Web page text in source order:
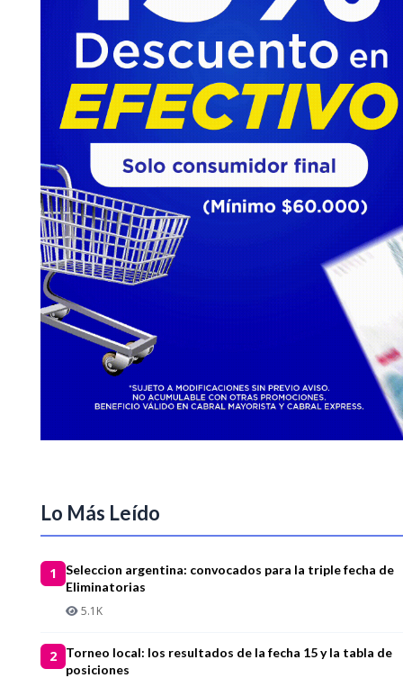
Lo Más Leído
1
Seleccion argentina: convocados para la triple fecha de
Eliminatorias
5.1K
2
Torneo local: los resultados de la fecha 15 y la tabla de
posiciones